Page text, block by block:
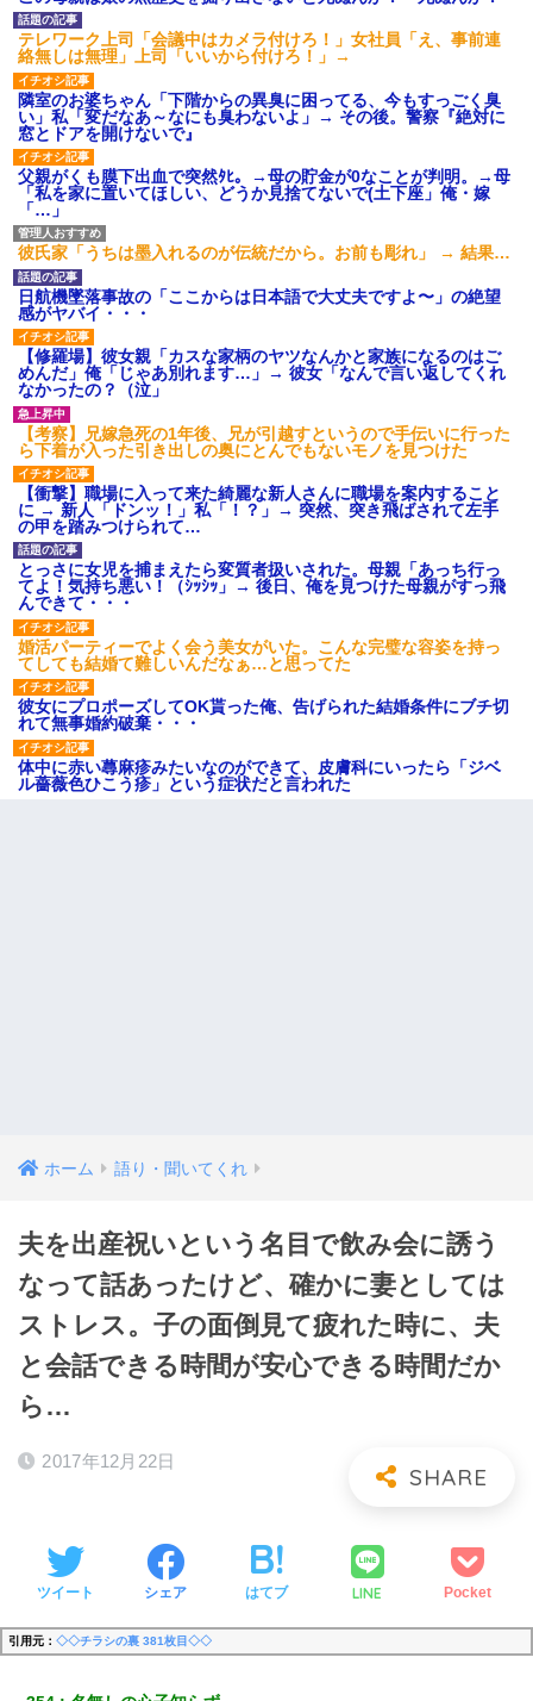
テレワーク上司「会議中はカメラ付けろ！」女社員「え、事前連
絡無しは無理」上司「いいから付けろ！」→
隣室のお婆ちゃん「下階からの異臭に困ってる、今もすっごく臭
い」私「変だなあ～なにも臭わないよ」→ その後。警察『絶対に
窓とドアを開けないで』
父親がくも膜下出血で突然ﾀﾋ。→母の貯金が0なことが判明。→母
「私を家に置いてほしい、どうか見捨てないで(土下座」俺・嫁
「…」
彼氏家「うちは墨入れるのが伝統だから。お前も彫れ」 → 結果…
日航機墜落事故の「ここからは日本語で大丈夫ですよ〜」の絶望
感がヤバイ・・・
【修羅場】彼女親「カスな家柄のヤツなんかと家族になるのはご
めんだ」俺「じゃあ別れます…」→ 彼女「なんで言い返してくれ
なかったの？（泣」
【考察】兄嫁急死の1年後、兄が引越すというので手伝いに行った
ら下着が入った引き出しの奥にとんでもないモノを見つけた
【衝撃】職場に入って来た綺麗な新人さんに職場を案内すること
に → 新人「ドンッ！」私「！？」→ 突然、突き飛ばされて左手
の甲を踏みつけられて…
とっさに女児を捕まえたら変質者扱いされた。母親「あっち行っ
てよ！気持ち悪い！（ｼｯｼｯ」→ 後日、俺を見つけた母親がすっ飛
んできて・・・
婚活パーティーでよく会う美女がいた。こんな完璧な容姿を持っ
てしても結婚て難しいんだなぁ…と思ってた
彼女にプロポーズしてOK貰った俺、告げられた結婚条件にブチ切
れて無事婚約破棄・・・
体中に赤い蕁麻疹みたいなのができて、皮膚科にいったら「ジベ
ル薔薇色ひこう疹」という症状だと言われた
ホーム 語り・聞いてくれ
夫を出産祝いという名目で飲み会に誘う
なって話あったけど、確かに妻としては
ストレス。子の面倒見て疲れた時に、夫
と会話できる時間が安心できる時間だか
ら…
2017年12月22日
ツイート シェア はてブ LINE Pocket
引用元： ◇◇チラシの裏 381枚目◇◇